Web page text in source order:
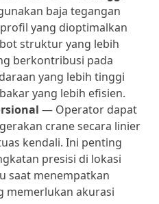
baja tegangan
yang dioptimalkan
struktur yang lebih
berkontribusi pada
yang lebih tinggi
yang lebih efisien.
— Operator dapat
crane secara linier
kendali. Ini penting
presisi di lokasi
saat menempatkan
memerlukan akurasi